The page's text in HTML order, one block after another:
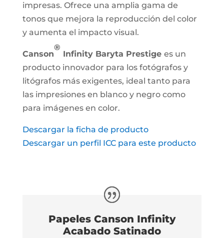
impresas. Ofrece una amplia gama de
tonos que mejora la reproducción del color
y aumenta el impacto visual.
Canson
®
Infinity Baryta Prestige es un
producto innovador para los fotógrafos y
litógrafos más exigentes, ideal tanto para
las impresiones en blanco y negro como
para imágenes en color.
Descargar la ficha de producto
Descargar un perfil ICC para este producto
Papeles Canson Infinity
Acabado Satinado